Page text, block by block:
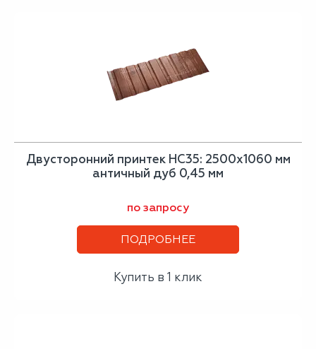
Двусторонний принтек НС35: 2500x1060 мм
античный дуб 0,45 мм
по запросу
ПОДРОБНЕЕ
Купить в 1 клик